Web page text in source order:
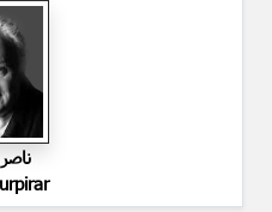
ناصر